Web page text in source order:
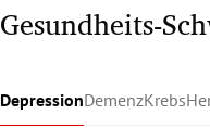
Gesundheits-
DepressionDemenzKrebs